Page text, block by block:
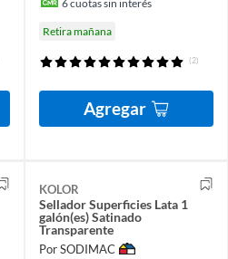
6cuotas sin interés
Retira mañana
(2)
Agregar
KOLOR
Sellador Superficies Lata 1
galón(es) Satinado
Transparente
Por SODIMAC